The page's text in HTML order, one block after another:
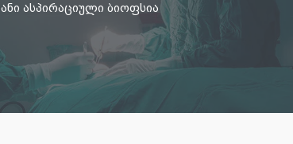
ასპირაციული ბიოფსია